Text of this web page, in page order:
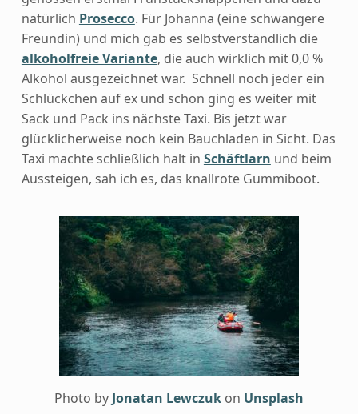
natürlich Prosecco. Für Johanna (eine schwangere
Freundin) und mich gab es selbstverständlich die
alkoholfreie Variante, die auch wirklich mit 0,0 %
Alkohol ausgezeichnet war. Schnell noch jeder ein
Schlückchen auf ex und schon ging es weiter mit
Sack und Pack ins nächste Taxi. Bis jetzt war
glücklicherweise noch kein Bauchladen in Sicht. Das
Taxi machte schließlich halt in Schäftlarn und beim
Aussteigen, sah ich es, das knallrote Gummiboot.
Photo by Jonatan Lewczukon Unsplash